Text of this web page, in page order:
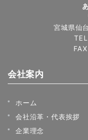
宮城県仙
会社案内
ホーム
会社沿革・代表挨拶
企業理念